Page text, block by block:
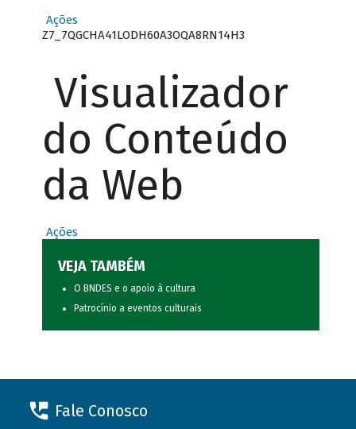
Ações
Z7_7QGCHA41LODH60A3OQA8RN14H3
Visualizador
do Conteúdo
da Web
Ações
VEJA TAMBÉM
O BNDES e o apoio à cultura
Patrocínio a eventos culturais
Fale Conosco